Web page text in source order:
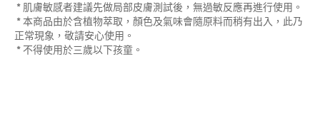
* 肌膚敏感者建議先做局部皮膚測試後，無過敏反應再進行使用。
* 本商品由於含植物萃取，顏色及氣味會隨原料而稍有出入，此乃
正常現象，敬請安心使用。
* 不得使用於三歲以下孩童。